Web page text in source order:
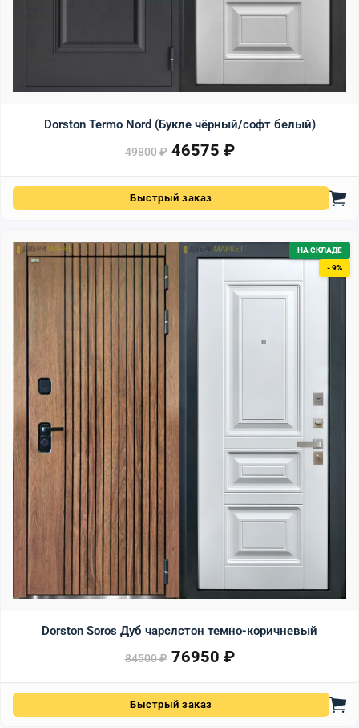
Dorston Termo Nord (Букле чёрный/софт белый)
49800₽ Первоначальная цена
46575 ₽
Текущая цена: 46575 ₽.
Быстрый заказ
НА СКЛАДЕ
- 9%
Dorston Soros Дуб чарслстон темно-коричневый
84500₽ Первоначальная цена
76950 ₽
Текущая цена: 76950 ₽.
Быстрый заказ